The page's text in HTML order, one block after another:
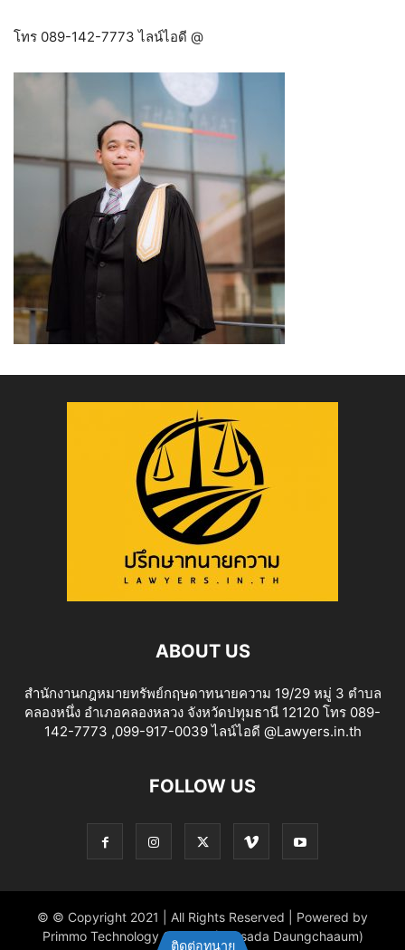
โทร 089-142-7773 ไลน์ไอดี @
ABOUT US
สำนักงานกฎหมายทรัพย์กฤษดาทนายความ 19/29 หมู่ 3 ตำบล
คลองหนึ่ง อำเภอคลองหลวง จังหวัดปทุมธานี 12120 โทร 089-
142-7773 ,099-917-0039 ไลน์ไอดี @Lawyers.in.th
FOLLOW US
© © Copyright 2021 | All Rights Reserved | Powered by
Primmo Technology Co.,Ltd. (Khitsada Daungchaaum)
ติดต่อทนาย